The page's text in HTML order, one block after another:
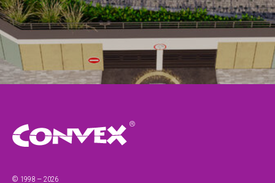
© 1998 — 2026